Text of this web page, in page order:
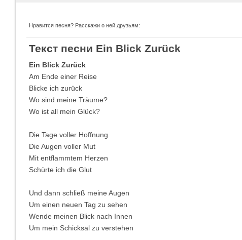
Imagine Dragons
Все песни
Blind Guardian
Нравится песня? Расскажи о ней друзьям:
Текст песни Ein Blick Zurück
Ein Blick Zurück
Am Ende einer Reise
Blicke ich zurück
Wo sind meine Träume?
Wo ist all mein Glück?
Die Tage voller Hoffnung
Die Augen voller Mut
Mit entflammtem Herzen
Schürte ich die Glut
Und dann schließ meine Augen
Um einen neuen Tag zu sehen
Wende meinen Blick nach Innen
Um mein Schicksal zu verstehen